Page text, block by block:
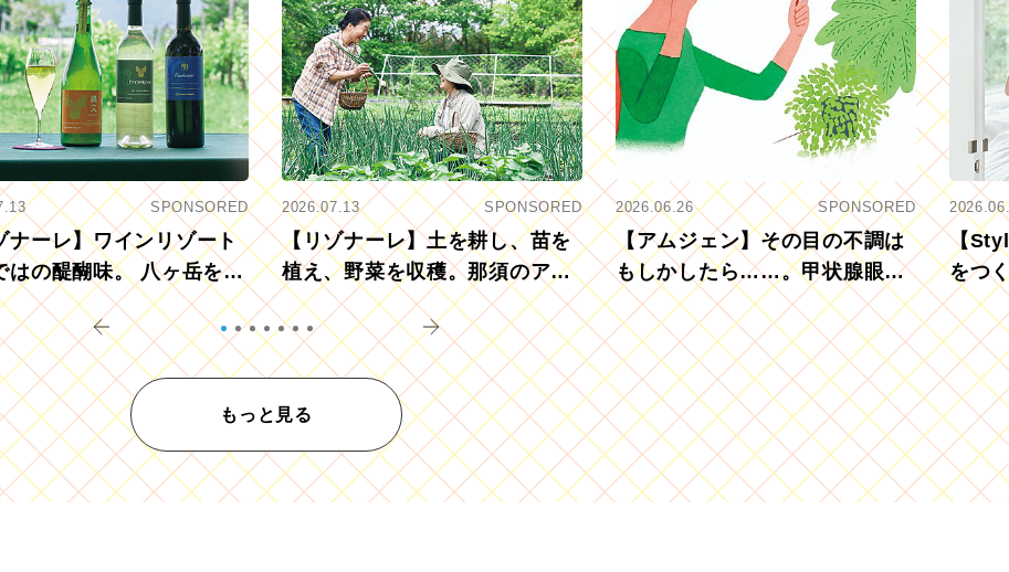
SPONSORED
ナーレ】ワインリゾート
はの醍醐味。 八ヶ岳を望
ウ畑でアペロ
2026.07.13 SPONSORED
【リゾナーレ】土を耕し、苗を
植え、野菜を収穫。那須のアグ
リツーリズモを体験
2026.06.26 SPONSORED
【アムジェン】その目の不調は
もしかしたら……。甲状腺眼症
を知っていますか？
【
をつ
もっと見る